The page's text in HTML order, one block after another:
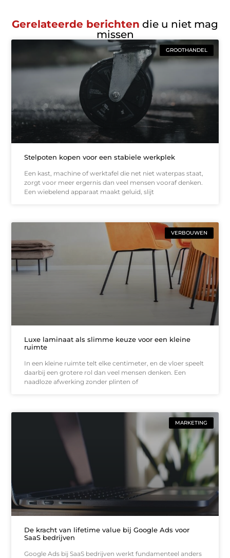
Gerelateerde berichten die u niet mag
missen
GROOTHANDEL
Stelpoten kopen voor een stabiele werkplek
Een kast, machine of werktafel die net niet waterpas staat,
zorgt voor meer ergernis dan veel mensen vooraf denken.
Een wiebelend apparaat maakt geluid, slijt
VERBOUWEN
Luxe laminaat als slimme keuze voor een kleine
ruimte
In een kleine ruimte telt elke centimeter, en de vloer speelt
daarbij een grotere rol dan veel mensen denken. Een
naadloze afwerking zonder plinten of
MARKETING
De kracht van lifetime value bij Google Ads voor
SaaS bedrijven
Google Ads bij SaaS bedrijven werkt fundamenteel anders